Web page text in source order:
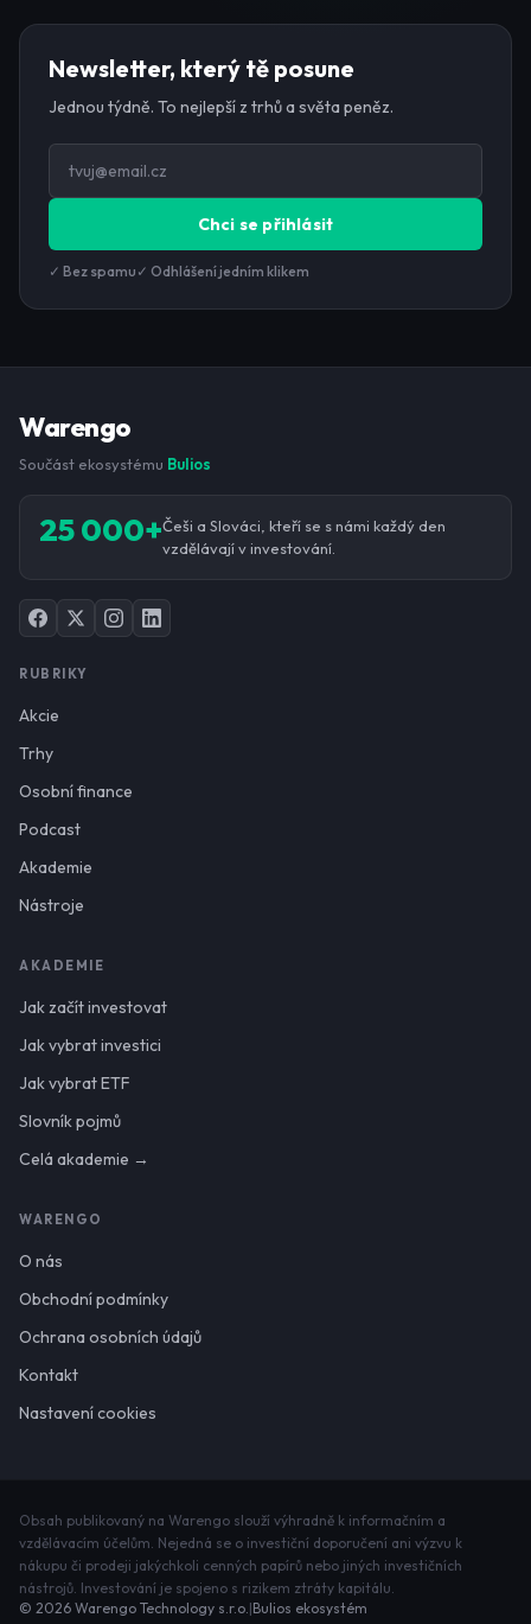
Newsletter, který tě posune
Jednou týdně. To nejlepší z trhů a světa peněz.
Chci se přihlásit
✓ Bez spamu ✓ Odhlášení jedním klikem
Warengo
Součást ekosystému Bulios
25 000+Češi a Slováci, kteří se s námi každý den
vzdělávají v investování.
RUBRIKY
Akcie
Trhy
Osobní finance
Podcast
Akademie
Nástroje
AKADEMIE
Jak začít investovat
Jak vybrat investici
Jak vybrat ETF
Slovník pojmů
Celá akademie →
WARENGO
O nás
Obchodní podmínky
Ochrana osobních údajů
Kontakt
Nastavení cookies
Obsah publikovaný na Warengo slouží výhradně k informačním a
vzdělávacím účelům. Nejedná se o investiční doporučení ani výzvu k
nákupu či prodeji jakýchkoli cenných papírů nebo jiných investičních
nástrojů. Investování je spojeno s rizikem ztráty kapitálu.
© 2026 Warengo Technology s.r.o. |Bulios ekosystém